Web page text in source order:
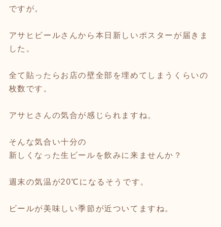
ですが。
アサヒビールさんから本日新しいポスターが届きま
した。
全て貼ったらお店の壁全部を埋めてしまうくらいの
枚数です。
アサヒさんの気合が感じられますね。
そんな気合い十分の
新しくなった生ビールを飲みに来ませんか？
週末の気温が20℃になるそうです。
ビールが美味しい季節が近ついてますね。